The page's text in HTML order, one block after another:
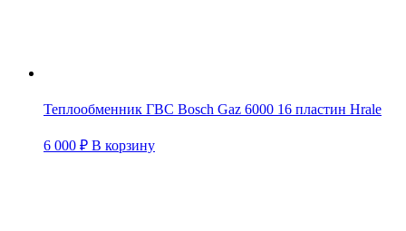
Теплообменник ГВС Bosch Gaz 6000 16 пластин Hrale
6 000 ₽ В корзину